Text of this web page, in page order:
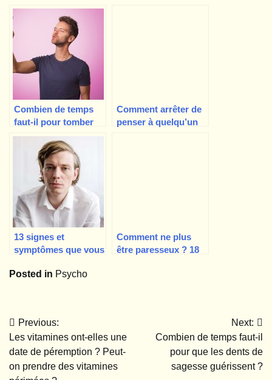
quelqu’un ? 30
Combien de temps
faut-il pour tomber
amoureux ? Eh bien,
c’est compliqué…
Comment arrêter de
penser à quelqu’un
13 signes et
symptômes que vous
psychopathe
Comment ne plus
être paresseux ? 18
Posted in Psycho
Navigation
de
l’article
Previous:
Les vitamines ont-elles une
date de péremption ? Peut-
on prendre des vitamines
Next:
Combien de temps faut-il
pour que les dents de
sagesse guérissent ?